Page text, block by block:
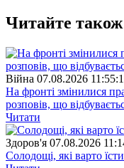
Читайте також
Війна 07.08.2026
На фронті змінилися
розповів, що
Читати
Здоров'я 07.08.2026
Солодощі, які варто